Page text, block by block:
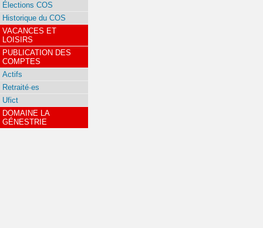
Élections COS
Historique du COS
VACANCES ET
LOISIRS
PUBLICATION DES
COMPTES
Actifs
Retraité·es
Ufict
DOMAINE LA
GÉNESTRIE